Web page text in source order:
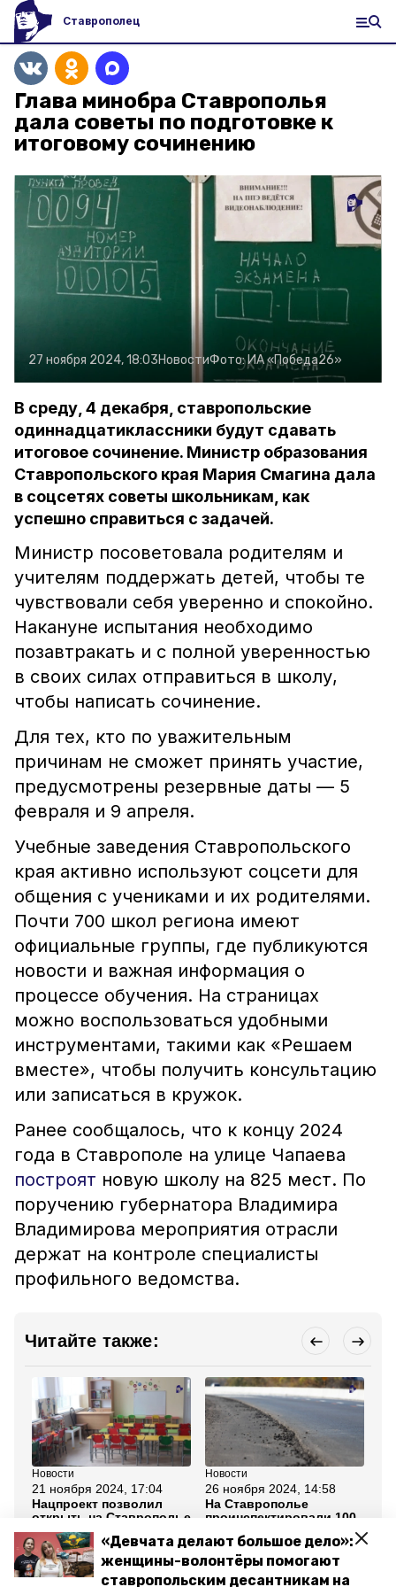
«Девчата делают большое дело»:
женщины-волонтёры помогают
ставропольским десантникам на
Ставрополец
Глава минобра Ставрополья
дала советы по подготовке к
итоговому сочинению
27 ноября 2024, 18:03НовостиФото:ИА «Победа26»
В среду, 4 декабря, ставропольские
одиннадцатиклассники будут сдавать
итоговое сочинение. Министр образования
Ставропольского края Мария Смагина дала
в соцсетях советы школьникам, как
успешно справиться с задачей.
Министр посоветовала родителям и
учителям поддержать детей, чтобы те
чувствовали себя уверенно и спокойно.
Накануне испытания необходимо
позавтракать и с полной уверенностью
в своих силах отправиться в школу,
чтобы написать сочинение.
Для тех, кто по уважительным
причинам не сможет принять участие,
предусмотрены резервные даты — 5
февраля и 9 апреля.
Учебные заведения Ставропольского
края активно используют соцсети для
общения с учениками и их родителями.
Почти 700 школ региона имеют
официальные группы, где публикуются
новости и важная информация о
процессе обучения. На страницах
можно воспользоваться удобными
инструментами, такими как «Решаем
вместе», чтобы получить консультацию
или записаться в кружок.
Ранее сообщалось, что к концу 2024
года в Ставрополе на улице Чапаева
построят новую школу на 825 мест. По
поручению губернатора Владимира
Владимирова мероприятия отрасли
держат на контроле специалисты
профильного ведомства.
Читайте также:
Новости
21 ноября 2024, 17:04
Нацпроект позволил
открыть на Ставрополье
30 детских садов
Новости
26 ноября 2024, 14:58
На Ставрополье
проинспектировали 100
дорог